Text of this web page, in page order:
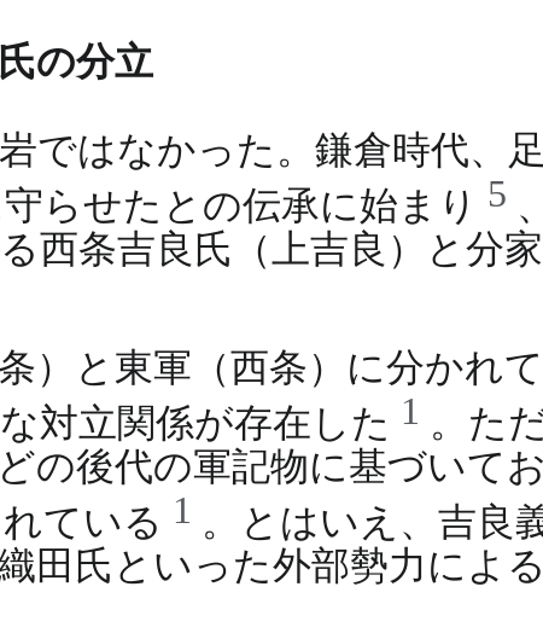
の分立
ではなかった。鎌倉時代、
らせたとの伝承に始まり 5
西条吉良氏（上吉良）と分
）と東軍（西条）に分かれ
対立関係が存在した 1 。た
の後代の軍記物に基づいて
ている 1 。とはいえ、吉良
田氏といった外部勢力によ